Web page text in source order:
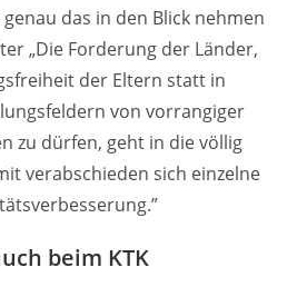
das in den Blick nehmen
„Die Forderung der Länder,
der Eltern statt in
von vorrangiger
zu dürfen, geht in die völlig
verabschieden sich einzelne
beim KTK